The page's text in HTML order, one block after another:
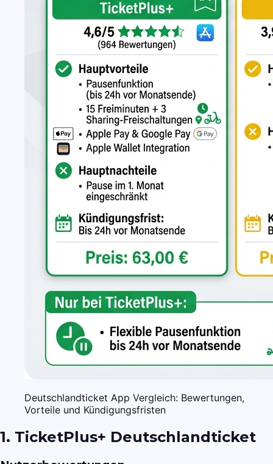
Deutschlandticket App Vergleich: Bewertungen,
Vorteile und Kündigungsfristen
1. TicketPlus+ Deutschlandticket